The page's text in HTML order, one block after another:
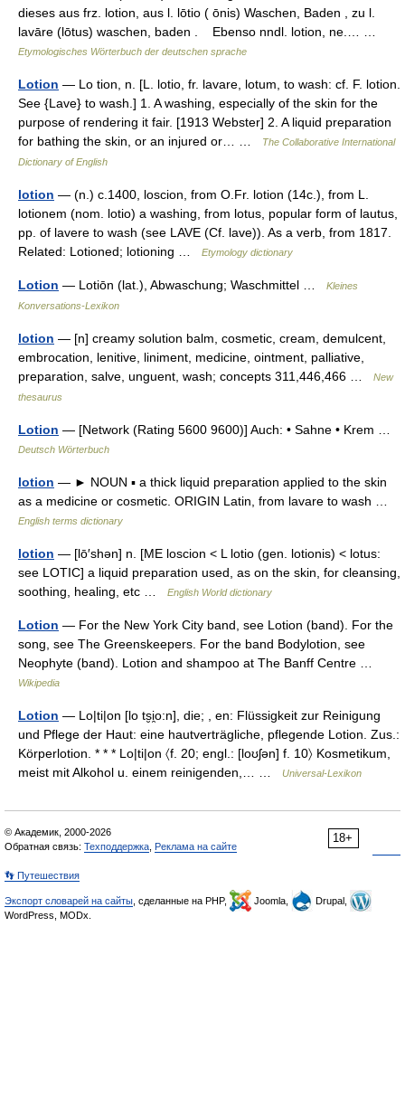
dieses aus frz. lotion, aus l. lōtio ( ōnis) Waschen, Baden , zu l.
lavāre (lōtus) waschen, baden . Ebenso nndl. lotion, ne.… …
Etymologisches Wörterbuch der deutschen sprache
Lotion — Lo tion, n. [L. lotio, fr. lavare, lotum, to wash: cf. F. lotion.
See {Lave} to wash.] 1. A washing, especially of the skin for the
purpose of rendering it fair. [1913 Webster] 2. A liquid preparation
for bathing the skin, or an injured or… …
The Collaborative International
Dictionary of English
lotion — (n.) c.1400, loscion, from O.Fr. lotion (14c.), from L.
lotionem (nom. lotio) a washing, from lotus, popular form of lautus,
pp. of lavere to wash (see LAVE (Cf. lave)). As a verb, from 1817.
Related: Lotioned; lotioning …
Etymology dictionary
Lotion — Lotiōn (lat.), Abwaschung; Waschmittel …
Kleines
Konversations-Lexikon
lotion — [n] creamy solution balm, cosmetic, cream, demulcent,
embrocation, lenitive, liniment, medicine, ointment, palliative,
preparation, salve, unguent, wash; concepts 311,446,466 …
New
thesaurus
Lotion — [Network (Rating 5600 9600)] Auch: • Sahne • Krem …
Deutsch Wörterbuch
lotion — ► NOUN ▪ a thick liquid preparation applied to the skin
as a medicine or cosmetic. ORIGIN Latin, from lavare to wash …
English terms dictionary
lotion — [lō′shən] n. [ME loscion < L lotio (gen. lotionis) < lotus:
see LOTIC] a liquid preparation used, as on the skin, for cleansing,
soothing, healing, etc …
English World dictionary
Lotion — For the New York City band, see Lotion (band). For the
song, see The Greenskeepers. For the band Bodylotion, see
Neophyte (band). Lotion and shampoo at The Banff Centre …
Wikipedia
Lotion — Lo|ti|on [lo ts̮i̯o:n], die; , en: Flüssigkeit zur Reinigung
und Pflege der Haut: eine hautverträgliche, pflegende Lotion. Zus.:
Körperlotion. * * * Lo|ti|on 〈f. 20; engl.: [loʊʃən] f. 10〉 Kosmetikum,
meist mit Alkohol u. einem reinigenden,… …
Universal-Lexikon
18+
© Академик, 2000-2026
Обратная связь: Техподдержка Реклама на сайте
👣 Путешествия
Экспорт словарей на сайты , сделанные на PHP, Joomla,
Drupal,
WordPress, MODx.